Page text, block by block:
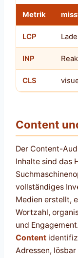
Metrik
LCP
INP
CLS
Content
Der Content-
Inhalte sind das
vollständiges
Medien erstellt,
Wortzahl,
und
Content
Adressen,